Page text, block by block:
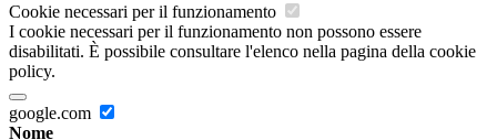
Cookie necessari per il funzionamento
I cookie necessari per il funzionamento non possono essere
disabilitati. È possibile consultare l'elenco nella pagina della cookie
policy.
google.com
Nome